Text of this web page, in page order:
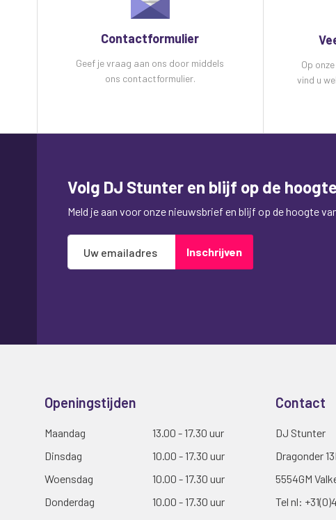
Contactformulier
Geef je vraag aan ons door middels
ons contactformulier.
Op
vind u
Volg DJ Stunter en blijf op de hoogte
Meld je aan voor onze nieuwsbrief en blijf op de hoogte
Abonneer
op
Inschrijven
Openingstijden
Maandag
13.00 - 17.30 uur
Dinsdag
10.00 - 17.30 uur
Woensdag
10.00 - 17.30 uur
Donderdag
10.00 - 17.30 uur
Contact
DJ Stunter
Dragonder
5554GM
Tel nl: